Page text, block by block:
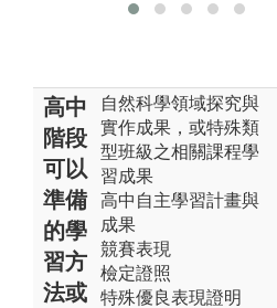
高中
階段
可以
準備
的學
習方
法或
自然科學領域探究與
實作成果，或特殊類
型班級之相關課程學
習成果
高中自主學習計畫與
成果
競賽表現
檢定證照
特殊優良表現證明